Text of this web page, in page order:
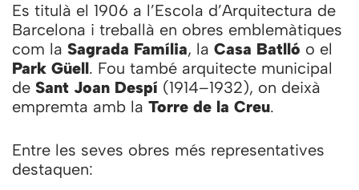
Es titulà el 1906 a l’Escola d’Arquitectura de
Barcelona i treballà en obres emblemàtiques
com la Sagrada Família, la Casa Batlló o el
Park Güell. Fou també arquitecte municipal
de Sant Joan Despí (1914–1932), on deixà
empremta amb la Torre de la Creu.
Entre les seves obres més representatives
destaquen: